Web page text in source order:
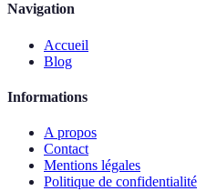
Navigation
Accueil
Blog
Informations
A propos
Contact
Mentions légales
Politique de confidentialité